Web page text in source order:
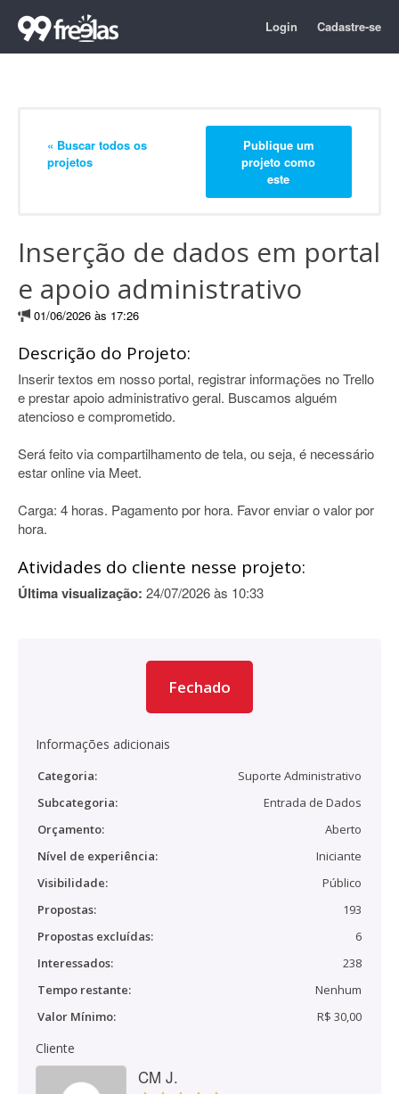
Login Cadastre-se
« Buscar todos os
projetos
Publique um
projeto como
este
Inserção de dados em portal
e apoio administrativo
01/06/2026 às 17:26
Descrição do Projeto:
Inserir textos em nosso portal, registrar informações no Trello
e prestar apoio administrativo geral. Buscamos alguém
atencioso e comprometido.
Será feito via compartilhamento de tela, ou seja, é necessário
estar online via Meet.
Carga: 4 horas. Pagamento por hora. Favor enviar o valor por
hora.
Atividades do cliente nesse projeto:
Última visualização: 24/07/2026 às 10:33
Fechado
Informações adicionais
Categoria:
Suporte Administrativo
Subcategoria:
Entrada de Dados
Orçamento:
Aberto
Nível de experiência:
Iniciante
Visibilidade:
Público
Propostas:
193
Propostas excluídas:
6
Interessados:
238
Tempo restante:
Nenhum
Valor Mínimo:
R$ 30,00
Cliente
CM J.